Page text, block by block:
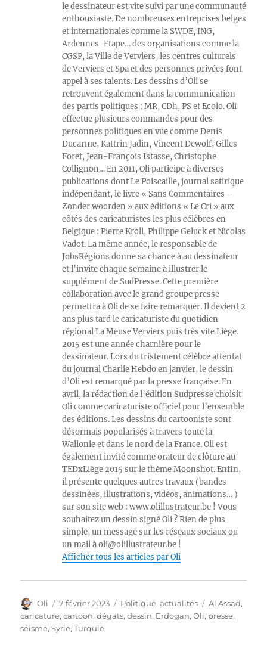
le dessinateur est vite suivi par une communauté
enthousiaste. De nombreuses entreprises belges
et internationales comme la SWDE, ING,
Ardennes-Etape… des organisations comme la
CGSP, la Ville de Verviers, les centres culturels
de Verviers et Spa et des personnes privées font
appel à ses talents. Les dessins d’Oli se
retrouvent également dans la communication
des partis politiques : MR, CDh, PS et Ecolo. Oli
effectue plusieurs commandes pour des
personnes politiques en vue comme Denis
Ducarme, Kattrin Jadin, Vincent Dewolf, Gilles
Foret, Jean-François Istasse, Christophe
Collignon… En 2011, Oli participe à diverses
publications dont Le Poiscaille, journal satirique
indépendant, le livre « Sans Commentaires –
Zonder woorden » aux éditions « Le Cri » aux
côtés des caricaturistes les plus célèbres en
Belgique : Pierre Kroll, Philippe Geluck et Nicolas
Vadot. La même année, le responsable de
JobsRégions donne sa chance à au dessinateur
et l’invite chaque semaine à illustrer le
supplément de SudPresse. Cette première
collaboration avec le grand groupe presse
permettra à Oli de se faire remarquer. Il devient 2
ans plus tard le caricaturiste du quotidien
régional La Meuse Verviers puis très vite Liège.
2015 est une année charnière pour le
dessinateur. Lors du tristement célèbre attentat
du journal Charlie Hebdo en janvier, le dessin
d’Oli est remarqué par la presse française. En
avril, la rédaction de l’édition Sudpresse choisit
Oli comme caricaturiste officiel pour l’ensemble
des éditions. Les dessins du cartooniste sont
désormais popularisés à travers toute la
Wallonie et dans le nord de la France. Oli est
également invité comme orateur de clôture au
TEDxLiège 2015 sur le thème Moonshot. Enfin,
il présente quelques autres travaux (bandes
dessinées, illustrations, vidéos, animations… )
sur son site web : www.olillustrateur.be ! Vous
souhaitez un dessin signé Oli ? Rien de plus
simple, un message sur les réseaux sociaux ou
un mail à oli@olillustrateur.be !
Afficher tous les articles par Oli
Auteur
Oli
Publié
le
7 février 2023 Catégories
Politique, actualités Étiquettes
Al Assad,
caricature,cartoon,dégats,dessin, Erdogan,Oli, presse,
séisme,Syrie,Turquie